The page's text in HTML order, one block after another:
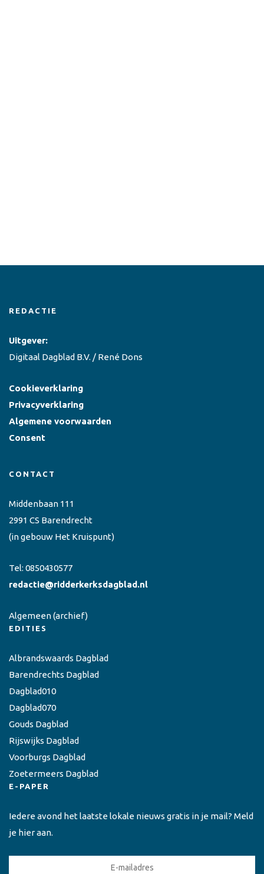
REDACTIE
Uitgever:
Digitaal Dagblad B.V. / René Dons
Cookieverklaring
Privacyverklaring
Algemene voorwaarden
Consent
CONTACT
Middenbaan 111
2991 CS Barendrecht
(in gebouw Het Kruispunt)
Tel: 0850430577
redactie@ridderkerksdagblad.nl
Algemeen(archief)
EDITIES
Albrandswaards Dagblad
Barendrechts Dagblad
Dagblad010
Dagblad070
Gouds Dagblad
Rijswijks Dagblad
Voorburgs Dagblad
Zoetermeers Dagblad
E-PAPER
Iedere avond het laatste lokale nieuws gratis in je mail? Meld
je hier aan.